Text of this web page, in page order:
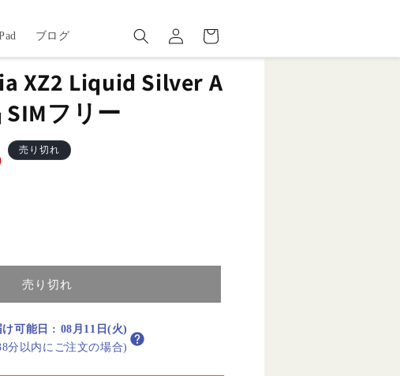
ブログ
グ
イ
ー
ト
XZ2 Liquid Silver A
フリー
売り切れ
売り切れ
可能日 : 08月11日(火)
分以内にご注文の場合)